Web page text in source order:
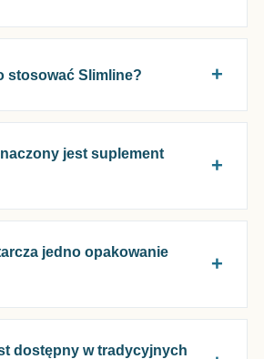
stosować Slimline?
jest suplement
jedno opakowanie
dostępny w tradycyjnych